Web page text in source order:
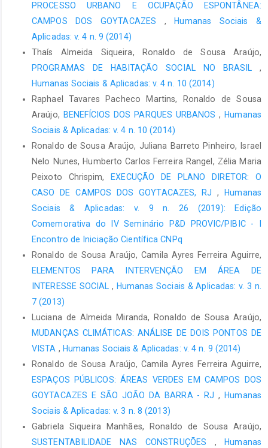
PROCESSO URBANO E OCUPAÇÃO ESPONTÂNEA:
CAMPOS DOS GOYTACAZES ,
Humanas Sociais &
Aplicadas: v. 4 n. 9 (2014)
Thaís Almeida Siqueira, Ronaldo de Sousa Araújo,
PROGRAMAS DE HABITAÇÃO SOCIAL NO BRASIL ,
Humanas Sociais & Aplicadas: v. 4 n. 10 (2014)
Raphael Tavares Pacheco Martins, Ronaldo de Sousa
Araújo, BENEFÍCIOS DOS PARQUES URBANOS, Humanas
Sociais & Aplicadas: v. 4 n. 10 (2014)
Ronaldo de Sousa Araújo, Juliana Barreto Pinheiro, Israel
Nelo Nunes, Humberto Carlos Ferreira Rangel, Zélia Maria
Peixoto Chrispim,
EXECUÇÃO DE PLANO DIRETOR: O
CASO DE CAMPOS DOS GOYTACAZES, RJ,
Humanas
Sociais & Aplicadas: v. 9 n. 26 (2019): Edição
Comemorativa do IV Seminário P&D PROVIC/PIBIC - I
Encontro de Iniciação Científica CNPq
Ronaldo de Sousa Araújo, Camila Ayres Ferreira Aguirre,
ELEMENTOS PARA INTERVENÇÃO EM ÁREA DE
INTERESSE SOCIAL , Humanas Sociais & Aplicadas: v. 3 n.
7 (2013)
Luciana de Almeida Miranda, Ronaldo de Sousa Araújo,
MUDANÇAS CLIMÁTICAS: ANÁLISE DE DOIS PONTOS DE
VISTA , Humanas Sociais & Aplicadas: v. 4 n. 9 (2014)
Ronaldo de Sousa Araújo, Camila Ayres Ferreira Aguirre,
ESPAÇOS PÚBLICOS: ÁREAS VERDES EM CAMPOS DOS
GOYTACAZES E SÃO JOÃO DA BARRA - RJ,
Humanas
Sociais & Aplicadas: v. 3 n. 8 (2013)
Gabriela Siqueira Manhães, Ronaldo de Sousa Araújo,
SUSTENTABILIDADE NAS CONSTRUÇÕES ,
Humanas